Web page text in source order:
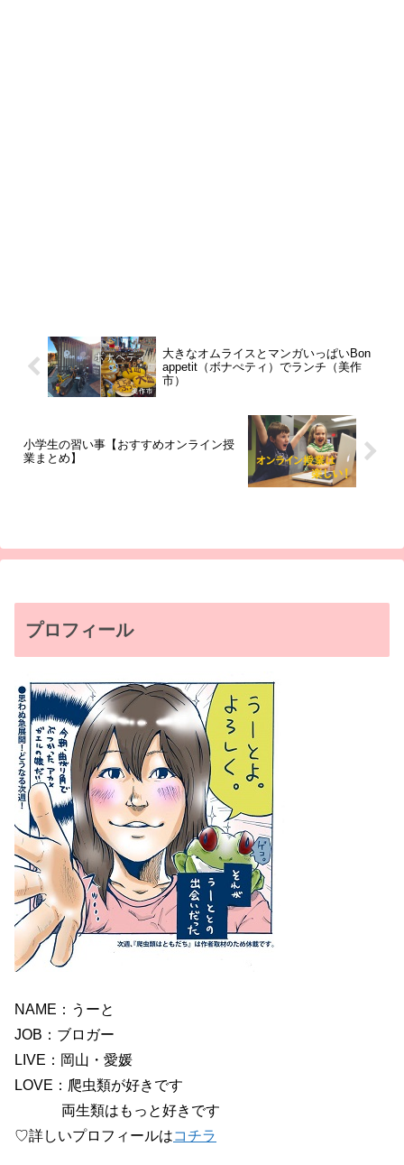
大きなオムライスとマンガいっぱいBon
appetit（ボナぺティ）でランチ（美作
市）
小学生の習い事【おすすめオンライン授
業まとめ】
プロフィール
NAME：うーと
JOB：ブロガー
LIVE：岡山・愛媛
LOVE：爬虫類が好きです
両生類はもっと好きです
♡詳しいプロフィールはコチラ